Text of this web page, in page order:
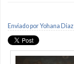
Enviado porYohana Diaz